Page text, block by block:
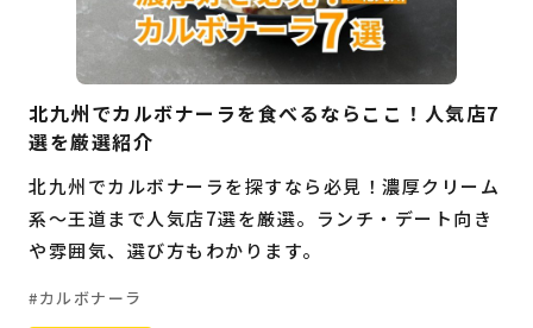
北九州でカルボナーラを食べるならここ！人気店7
選を厳選紹介
北九州でカルボナーラを探すなら必見！濃厚クリーム
系〜王道まで人気店7選を厳選。ランチ・デート向き
や雰囲気、選び方もわかります。
カルボナーラ